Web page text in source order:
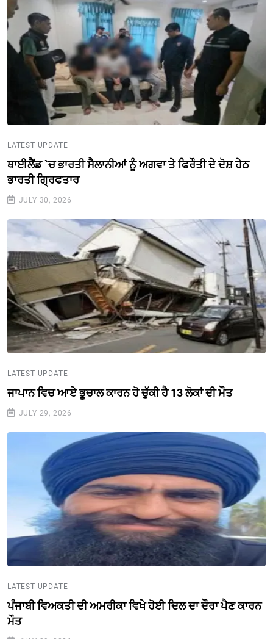
LATEST UPDATE
ਥਾਈਲੈਂਡ `ਚ ਭਾਰਤੀ ਸੈਲਾਨੀਆਂ ਨੂੰ ਅਗਵਾ ਤੇ ਫਿਰੌਤੀ ਦੇ ਦੋਸ਼ ਹੇਠ
ਭਾਰਤੀ ਗ੍ਰਿਫਤਾਰ
JULY 30, 2026
LATEST UPDATE
ਜਾਪਾਨ ਵਿਚ ਆਏ ਭੂਚਾਲ ਕਾਰਨ ਹੋ ਚੁੱਕੀ ਹੈ 13 ਲੋਕਾਂ ਦੀ ਮੌਤ
JULY 29, 2026
LATEST UPDATE
ਪੰਜਾਬੀ ਵਿਅਕਤੀ ਦੀ ਅਮਰੀਕਾ ਵਿਖੇ ਹੋਈ ਦਿਲ ਦਾ ਦੌਰਾ ਪੈਣ ਕਾਰਨ
ਮੌਤ